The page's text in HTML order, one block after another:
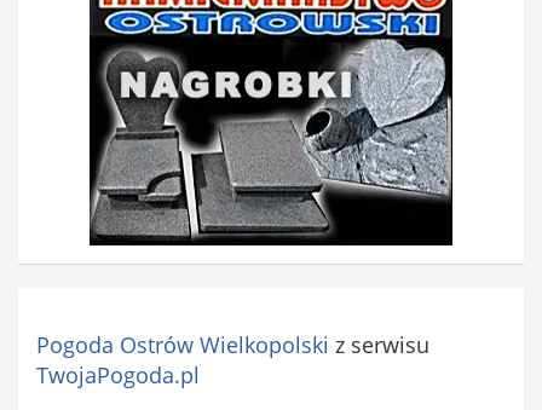
Pogoda Ostrów Wielkopolski z serwisu
TwojaPogoda.pl